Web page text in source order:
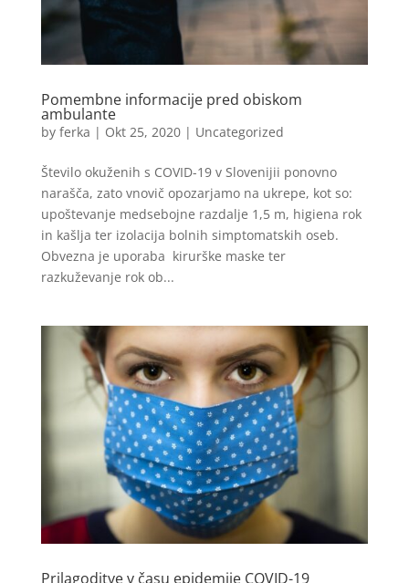
Pomembne informacije pred obiskom
ambulante
by ferka | Okt 25, 2020| Uncategorized
Število okuženih s COVID-19 v Slovenijii ponovno
narašča, zato vnovič opozarjamo na ukrepe, kot so:
upoštevanje medsebojne razdalje 1,5 m, higiena rok
in kašlja ter izolacija bolnih simptomatskih oseb.
Obvezna je uporaba kirurške maske ter
razkuževanje rok ob...
Prilagoditve v času epidemije COVID-19